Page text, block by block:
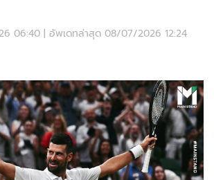
06:40 | อัพเดทล่าสุด 08/07/2026 12:24